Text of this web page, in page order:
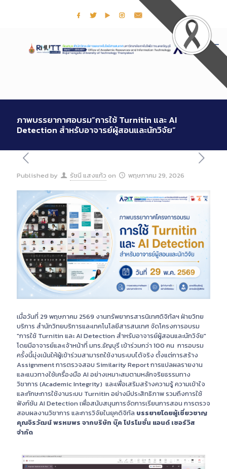
ภาพบรรยากาศอบรม”การใช้ Turnitin และ AI
Detection สำหรับอาจารย์ผู้สอนและนักวิจัย”
Published by รัชนี แสงแก้ว on พฤษภาคม 29, 2026
เมื่อวันที่ 29 พฤษภาคม 2569 งานทรัพยากรสารนิเทศดิจิทัลฯ ฝ่ายวิทย
บริการ สำนักวิทยบริการและเทคโนโลยีสารสนเทศ จัดโครงการอบรม
"การใช้ Turnitin และ AI Detection สำหรับอาจารย์ผู้สอนและนักวิจัย"
โดยมีอาจารย์และเจ้าหน้าที่ มทร.ธัญบุรี เข้าร่วมกว่า 100 คน การอบรม
ครั้งนี้มุ่งเน้นให้ผู้เข้าร่วมสามารถใช้งานระบบได้จริง ตั้งแต่การสร้าง
Assignment การตรวจสอบ Similarity Report การแปลผลรายงาน
และแนวทางใช้เครื่องมือ AI อย่างเหมาะสมตามหลักจริยธรรมทาง
วิชาการ (Academic Integrity) และเพื่อเสริมสร้างความรู้ ความเข้าใจ
และทักษะการใช้งานระบบ Turnitin อย่างมีประสิทธิภาพ รวมถึงการใช้
ฟังก์ชัน AI Detection เพื่อสนับสนุนการจัดการเรียนการสอน การตรวจ
สอบผลงานวิชาการ และการวิจัยในยุคดิจิทัล บรรยายโดยผู้เชี่ยวชาญ
คุณจิรวัฒน์ พรหมพร จากบริษัท บุ๊ค โปรโมชั่น แอนด์ เซอร์วิส
จำกัด